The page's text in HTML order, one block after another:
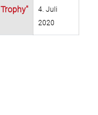
4. Juli
2020